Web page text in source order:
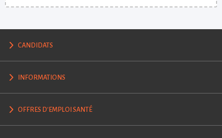
CANDIDATS
INFORMATIONS
OFFRES D'EMPLOI SANTÉ